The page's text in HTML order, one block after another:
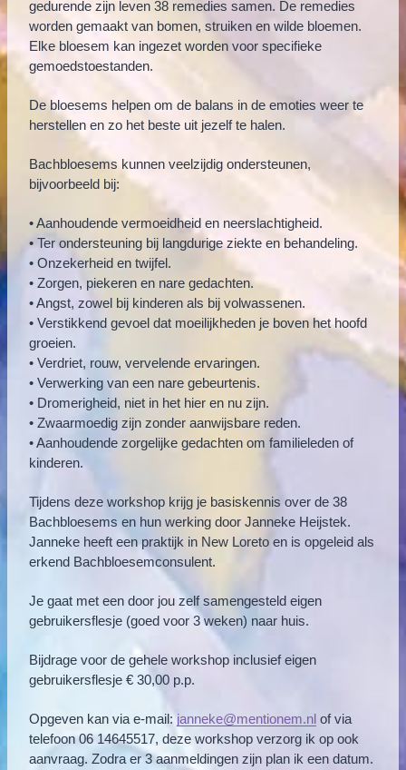
gedurende zijn leven 38 remedies samen. De remedies
worden gemaakt van bomen, struiken en wilde bloemen.
Elke bloesem kan ingezet worden voor specifieke
gemoedstoestanden.
De bloesems helpen om de balans in de emoties weer te
herstellen en zo het beste uit jezelf te halen.
Bachbloesems kunnen veelzijdig ondersteunen,
bijvoorbeeld bij:
• Aanhoudende vermoeidheid en neerslachtigheid.
• Ter ondersteuning bij langdurige ziekte en behandeling.
• Onzekerheid en twijfel.
• Zorgen, piekeren en nare gedachten.
• Angst, zowel bij kinderen als bij volwassenen.
• Verstikkend gevoel dat moeilijkheden je boven het hoofd
groeien.
• Verdriet, rouw, vervelende ervaringen.
• Verwerking van een nare gebeurtenis.
• Dromerigheid, niet in het hier en nu zijn.
• Zwaarmoedig zijn zonder aanwijsbare reden.
• Aanhoudende zorgelijke gedachten om familieleden of
kinderen.
Tijdens deze workshop krijg je basiskennis over de 38
Bachbloesems en hun werking door Janneke Heijstek.
Janneke heeft een praktijk in New Loreto en is opgeleid als
erkend Bachbloesemconsulent.
Je gaat met een door jou zelf samengesteld eigen
gebruikersflesje (goed voor 3 weken) naar huis.
Bijdrage voor de gehele workshop inclusief eigen
gebruikersflesje € 30,00 p.p.
Opgeven kan via e-mail: janneke@mentionem.nl of via
telefoon 06 14645517, deze workshop verzorg ik op ook
aanvraag. Zodra er 3 aanmeldingen zijn plan ik een datum.